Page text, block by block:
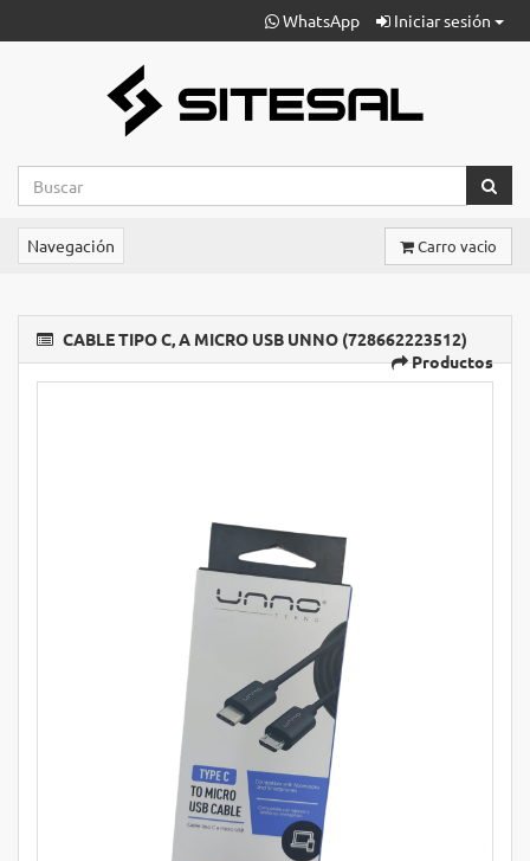
WhatsApp Iniciar sesión
Navegación Carro vacio
CABLE TIPO C, A MICRO USB UNNO (728662223512)
Productos